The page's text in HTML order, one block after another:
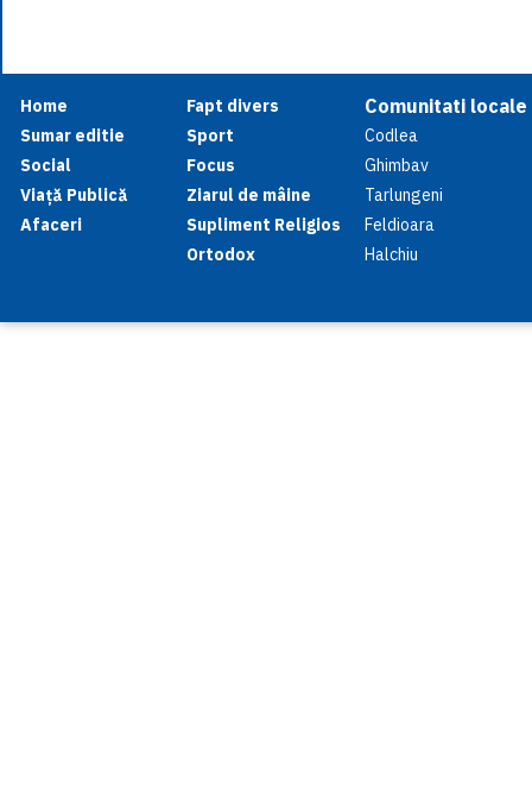
Home
Sumar editie
Social
Viață Publică
Afaceri
Fapt divers
Sport
Focus
Ziarul de mâine
Supliment Religios
Ortodox
Comunitati locale
Codlea
Ghimbav
Tarlungeni
Feldioara
Halchiu